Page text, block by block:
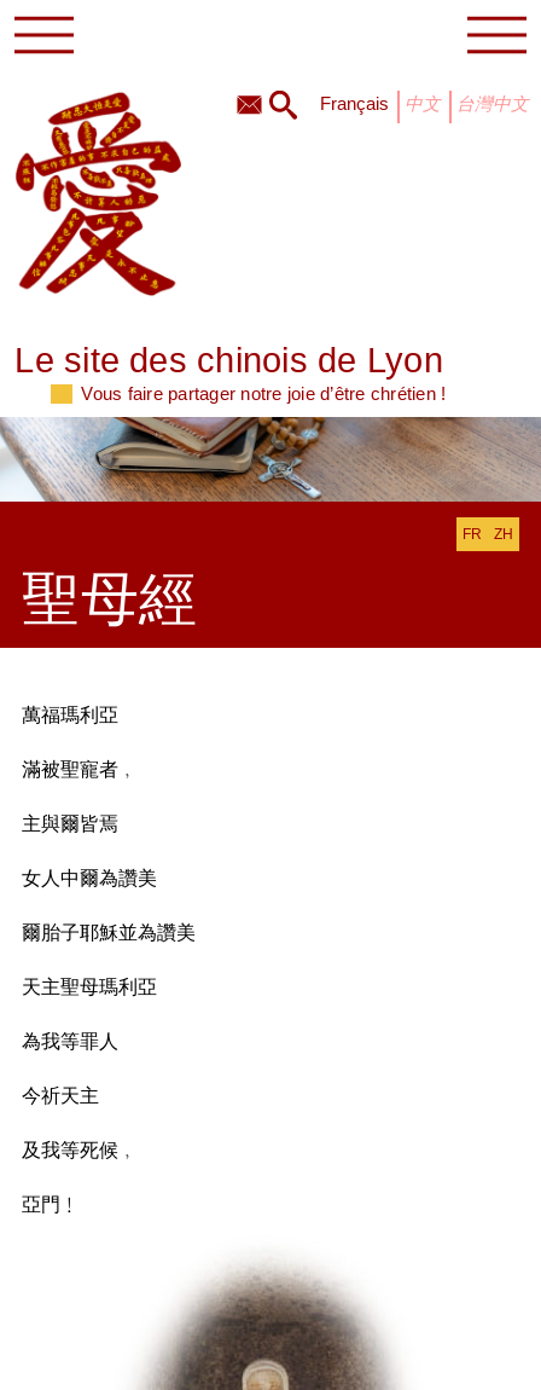
français 中文 台灣中文
Le site des chinois de Lyon
Vous faire partager notre joie d’être chrétien !
FR ZH
聖母經
萬福瑪利亞
滿被聖寵者﹐
主與爾皆焉
女人中爾為讚美
爾胎子耶穌並為讚美
天主聖母瑪利亞
為我等罪人
今祈天主
及我等死候﹐
亞門﹗